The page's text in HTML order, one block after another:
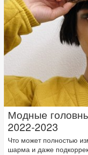
Модные
2022-2023
Что может полностью
шарма и даже